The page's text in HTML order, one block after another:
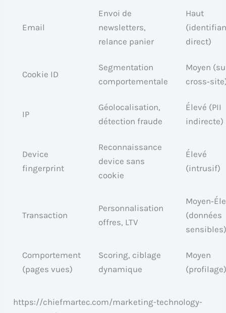
Email
Envoi de
newsletters,
relance panier
Haut
direct)
Cookie ID
Segmentation
comportementale
Moyen
IP
Géolocalisation,
détection fraude
Élevé (PII
indirecte)
Device
fingerprint
Reconnaissance
device sans
cookie
Élevé
(intrusif)
Transaction
Personnalisation
offres, LTV
(données
Comportement
(pages vues)
Scoring, ciblage
dynamique
Moyen
https://chiefmartec.com/marketing-technology-